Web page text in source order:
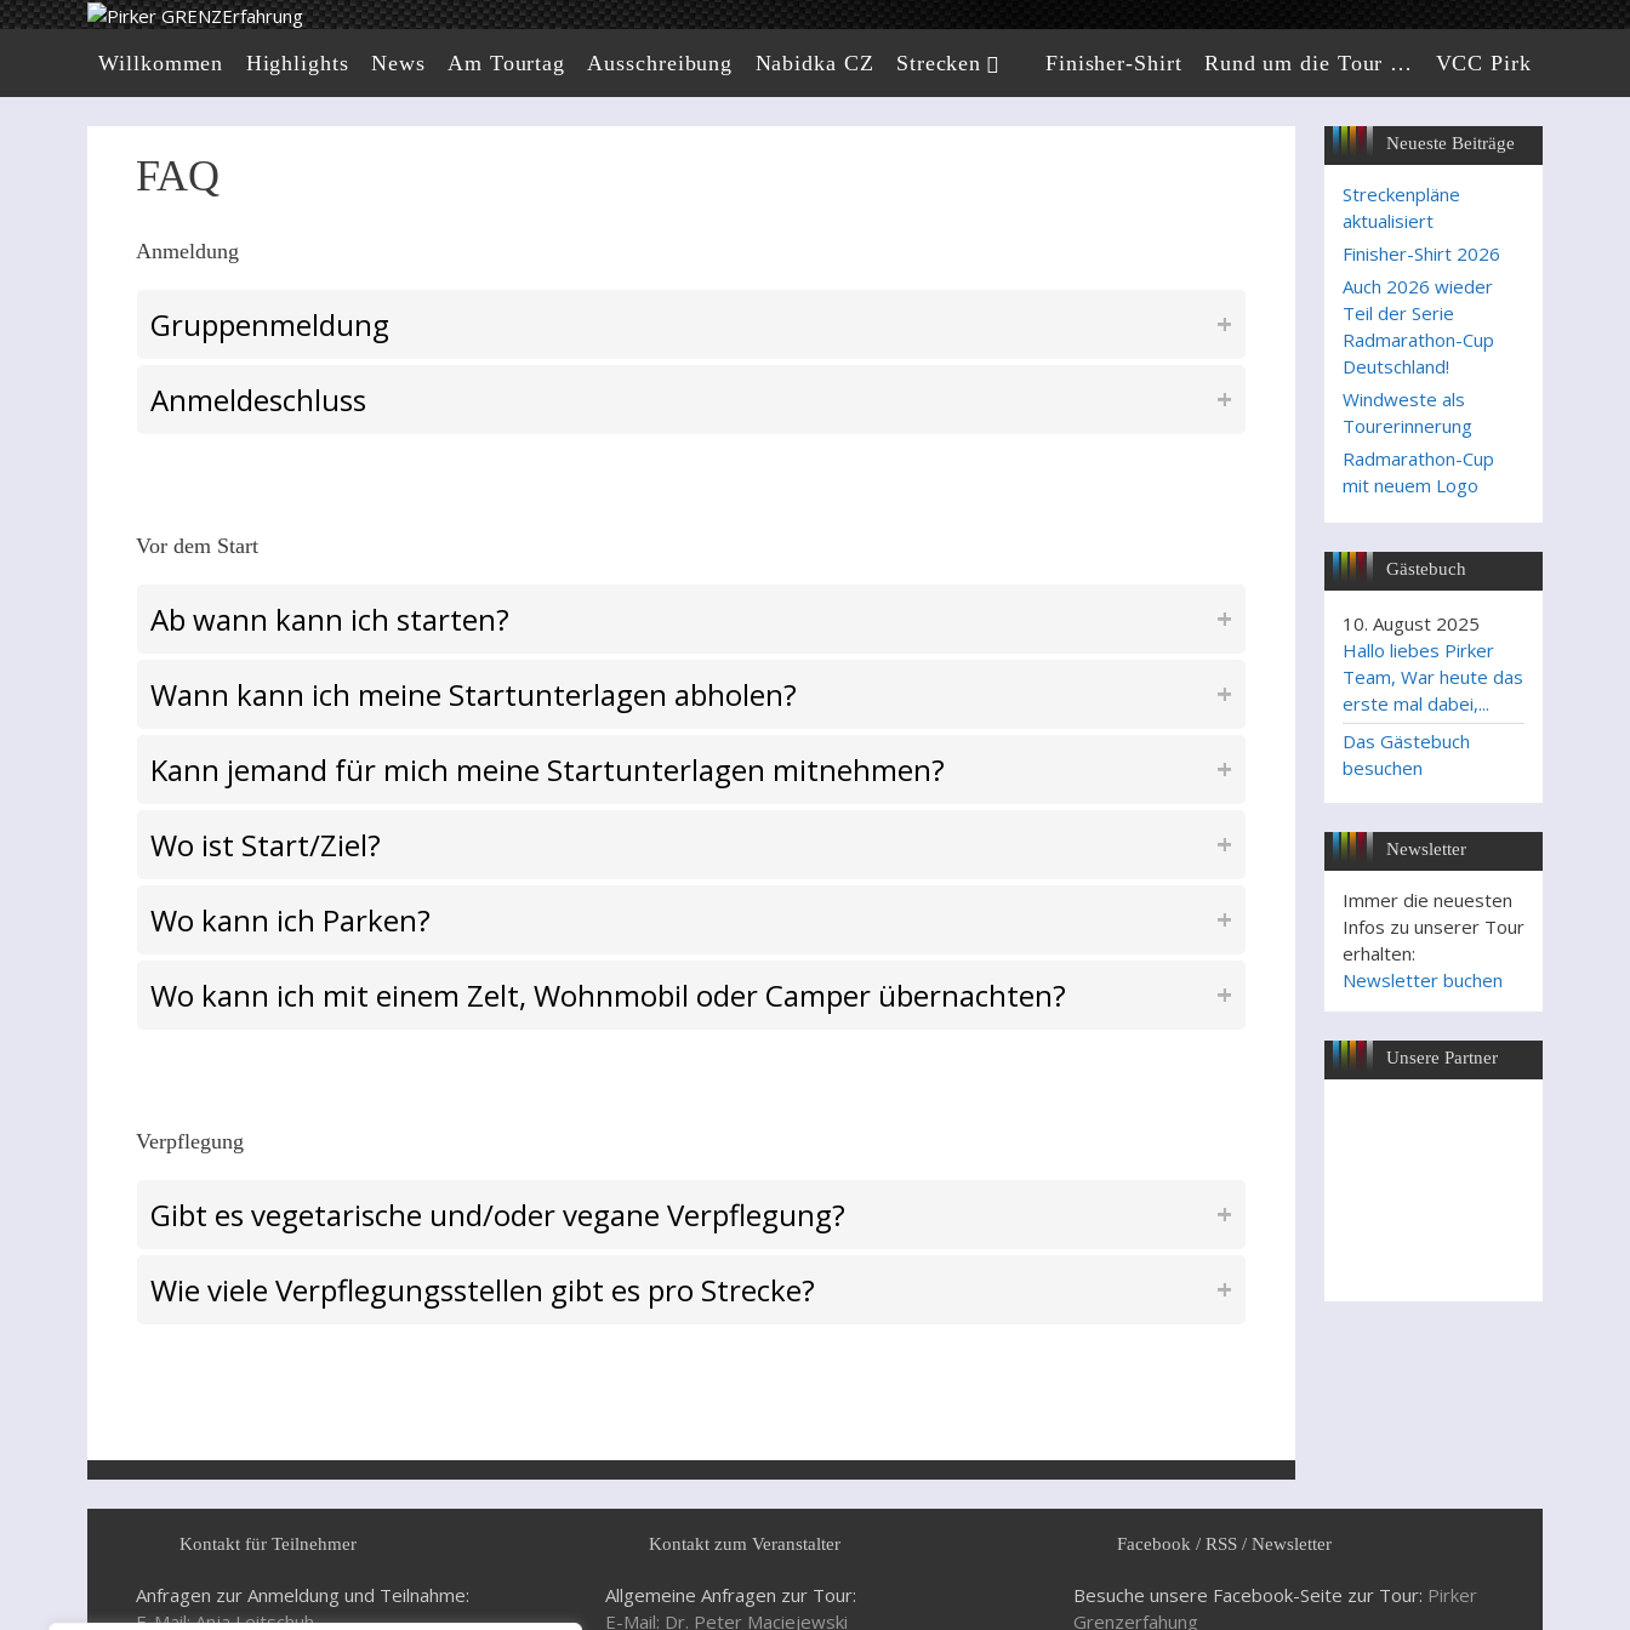
Zum
Willkommen Highlights News Am Tourtag Ausschreibung Nabidka CZ Strecken Finisher-Shirt Rund um die Tour … VCC Pirk
FAQ
Anmeldung
Gruppenmeldung
Anmeldeschluss
Vor dem Start
Ab wann kann ich starten?
Wann kann ich meine Startunterlagen abholen?
Kann jemand für mich meine Startunterlagen mitnehmen?
Wo ist Start/Ziel?
Wo kann ich Parken?
Wo kann ich mit einem Zelt, Wohnmobil oder Camper übernachten?
Verpflegung
Gibt es vegetarische und/oder vegane Verpflegung?
Wie viele Verpflegungsstellen gibt es pro Strecke?
Neueste Beiträge
Streckenpläne
aktualisiert
Finisher-Shirt 2026
Auch 2026 wieder
Teil der Serie
Radmarathon-Cup
Deutschland!
Windweste als
Tourerinnerung
Radmarathon-Cup
mit neuem Logo
Gästebuch
10. August 2025
Hallo liebes Pirker
Team, War heute das
erste mal dabei,...
Das Gästebuch
besuchen
Newsletter
Immer die neuesten
Infos zu unserer Tour
erhalten:
Newsletter buchen
Unsere Partner
Kontakt für Teilnehmer
Anfragen zur Anmeldung und Teilnahme:
E-Mail: Anja Leitschuh
Kontakt zum Veranstalter
Allgemeine Anfragen zur Tour:
E-Mail: Dr. Peter Maciejewski
Facebook / RSS / Newsletter
Besuche unsere Facebook-Seite zur Tour: Pirker
Grenzerfahung